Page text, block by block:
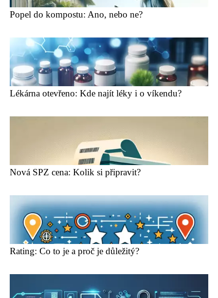
Popel do kompostu: Ano, nebo ne?
Lékárna otevřeno: Kde najít léky i o víkendu?
Nová SPZ cena: Kolik si připravit?
Rating: Co to je a proč je důležitý?